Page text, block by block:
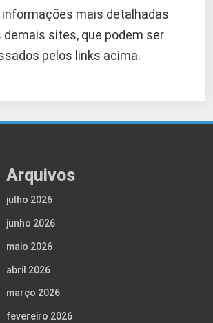
mais detalhadas
demais sites, que podem ser
pelos links acima.
Arquivos
julho 2026
junho 2026
maio 2026
abril 2026
março 2026
fevereiro 2026